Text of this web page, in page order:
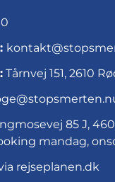
Tårnvej 151, 2610
85 J,
mandag,
rejseplanen.dk